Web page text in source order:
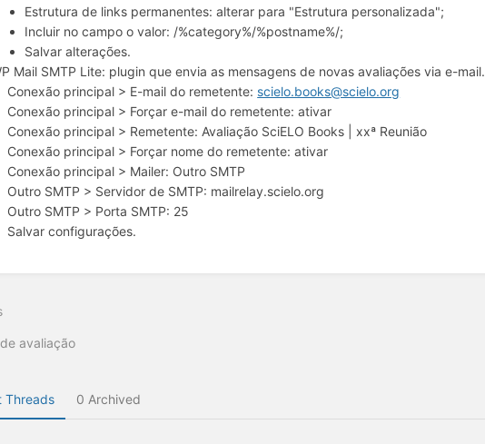
Estrutura de links permanentes: alterar para "Estrutura personalizada";
Incluir no campo o valor: /%category%/%postname%/;
Salvar alterações.
Mail SMTP Lite: plugin que envia as mensagens de novas avaliações via e-mail.
Conexão principal > E-mail do remetente: scielo.books@scielo.org
Conexão principal > Forçar e-mail do remetente: ativar
Conexão principal > Remetente: Avaliação SciELO Books | xxª Reunião
Conexão principal > Forçar nome do remetente: ativar
Conexão principal > Mailer: Outro SMTP
Outro SMTP > Servidor de SMTP: mailrelay.scielo.org
Outro SMTP > Porta SMTP: 25
Salvar configurações.
avaliação
Threads 0 Archived